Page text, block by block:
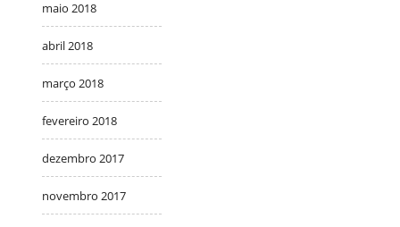
maio 2018
abril 2018
março 2018
fevereiro 2018
dezembro 2017
novembro 2017